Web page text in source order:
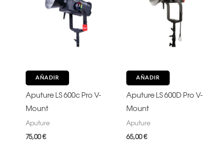
AÑADIR
Aputure LS 600c Pro V-
Mount
Aputure
75,00€
AÑADIR
Aputure LS 600D Pro V-
Mount
Aputure
65,00€